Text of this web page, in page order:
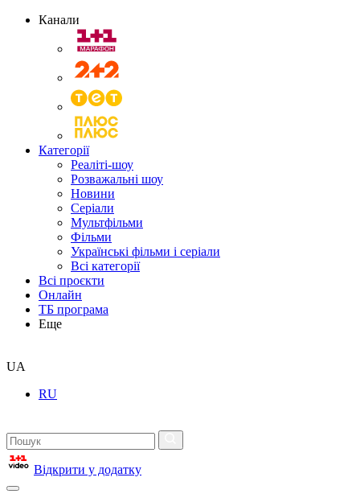
Канали
Категорії
Реаліті-шоу
Розважальні шоу
Новини
Серіали
Мультфільми
Фільми
Українські фільми і серіали
Всі категорії
Всі проєкти
Онлайн
ТБ програма
Еще
UA
RU
Відкрити у додатку